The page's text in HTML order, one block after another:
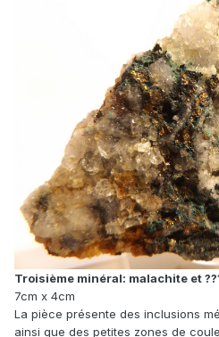
Troisième minéral: malachite et
7cm x 4cm
La pièce présente des inclusions
ainsi que des petites zones de